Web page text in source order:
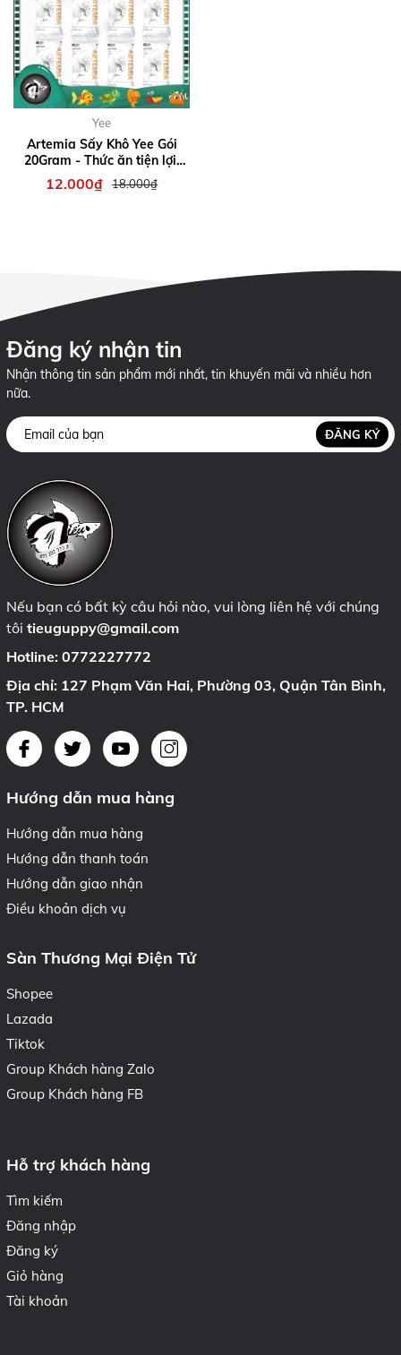
Yee
Artemia Sấy Khô Yee Gói
20Gram - Thức ăn tiện lợi,
cho ăn trực tiếp, bổ sung
chất dinh dưỡng cho cá bảy
12.000₫ 18.000₫
Đăng ký nhận tin
Nhận thông tin sản phẩm mới nhất, tin khuyến mãi và nhiều hơn
nữa.
ĐĂNG KÝ
Nếu bạn có bất kỳ câu hỏi nào, vui lòng liên hệ với chúng
tôi tieuguppy@gmail.com
Hotline: 0772227772
Địa chỉ: 127 Phạm Văn Hai, Phường 03, Quận Tân Bình,
TP. HCM
Hướng dẫn mua hàng
Hướng dẫn mua hàng
Hướng dẫn thanh toán
Hướng dẫn giao nhận
Điều khoản dịch vụ
Sàn Thương Mại Điện Tử
Shopee
Lazada
Tiktok
Group Khách hàng Zalo
Group Khách hàng FB
Hỗ trợ khách hàng
Tìm kiếm
Đăng nhập
Đăng ký
Giỏ hàng
Tài khoản